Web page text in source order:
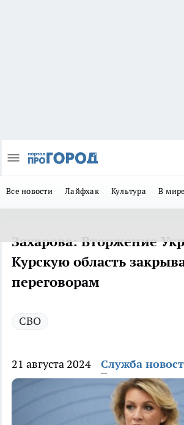
Все новости Лайфхак Культура В мире
Захарова: Вторжение
Курскую область
переговорам
СВО
21 августа 2024 Служба